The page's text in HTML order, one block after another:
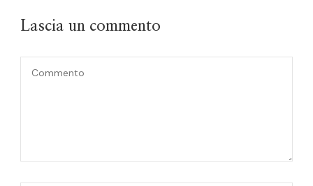
Lascia un commento